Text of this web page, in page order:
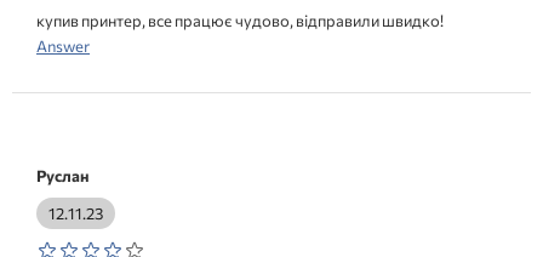
купив принтер, все працює чудово, відправили швидко!
Answer
Руслан
12.11.23